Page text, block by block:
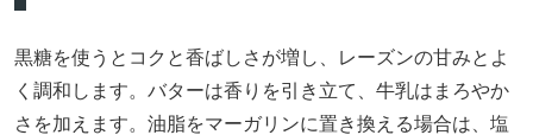
黒糖を使うとコクと香ばしさが増し、レーズンの甘みとよ
く調和します。バターは香りを引き立て、牛乳はまろやか
さを加えます。油脂をマーガリンに置き換える場合は、塩